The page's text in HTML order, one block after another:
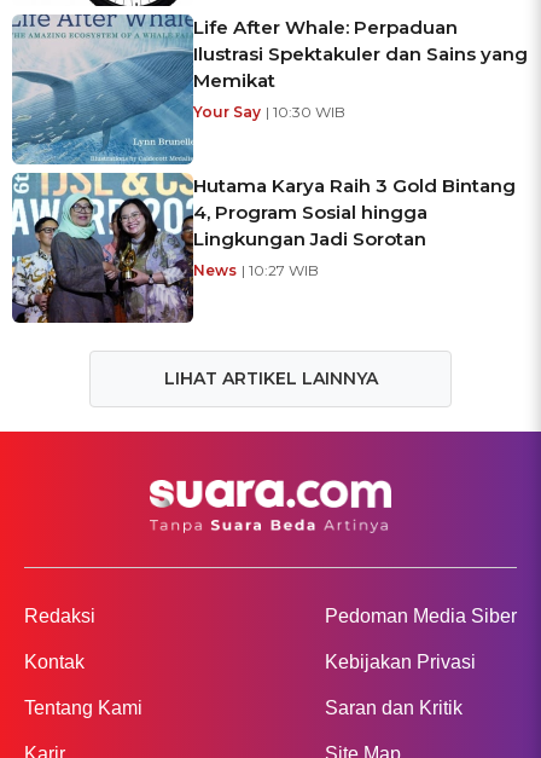
Life After Whale: Perpaduan
Ilustrasi Spektakuler dan Sains yang
Memikat
Your Say | 10:30 WIB
Hutama Karya Raih 3 Gold Bintang
4, Program Sosial hingga
Lingkungan Jadi Sorotan
News | 10:27 WIB
LIHAT ARTIKEL LAINNYA
Redaksi
Kontak
Tentang Kami
Pedoman Media Siber
Kebijakan Privasi
Saran dan Kritik